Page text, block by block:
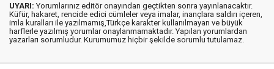
UYARI: Yorumlarınız editör onayından geçtikten sonra yayınlanacaktır.
Küfür, hakaret, rencide edici cümleler veya imalar, inançlara saldırı içeren,
imla kuralları ile yazılmamış,Türkçe karakter kullanılmayan ve büyük
harflerle yazılmış yorumlar onaylanmamaktadır. Yapılan yorumlardan
yazarları sorumludur. Kurumumuz hiçbir şekilde sorumlu tutulamaz.